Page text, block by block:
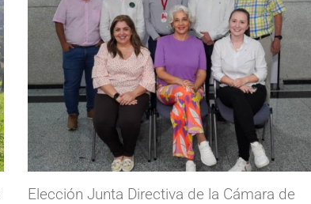
Elección Junta Directiva de la Cámara de